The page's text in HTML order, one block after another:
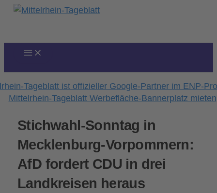
Zum
Stichwahl-Sonntag in
Mecklenburg-Vorpommern:
AfD fordert CDU in drei
Landkreisen heraus